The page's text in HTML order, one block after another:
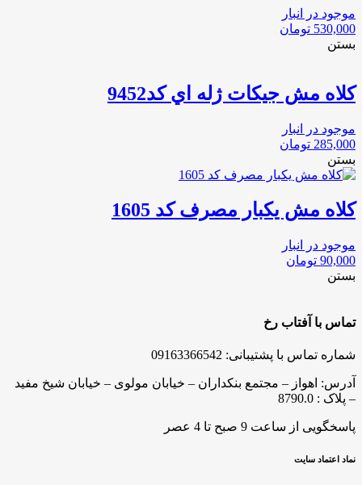
موجود در انبار
530,000 تومان
بستن
كلاه مش جيكات ژله اي كد9452
موجود در انبار
285,000 تومان
بستن
کلاه مش یکبار مصرف کد 1605
موجود در انبار
90,000 تومان
بستن
تماس با آفتاب رخ
شماره تماس با پشتیبانی: 09163366542
آدرس: اهواز – مجتمع بنکداران – خیابان مولوی – خیابان شیخ مفید
– پلاک : 8790.0
پاسخگویی از ساعت 9 صبح تا 4 عصر
نماد اعتماد سایت